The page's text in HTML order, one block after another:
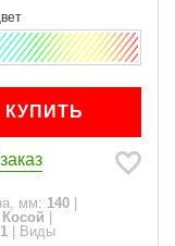
КУПИТЬ
мм: 140
Косой
1
Виды